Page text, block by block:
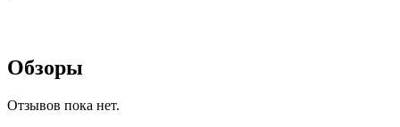
Обзоры
Отзывов пока нет.